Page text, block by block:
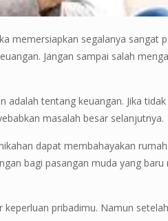
memersiapkan segalanya sangat
Jangan sampai salah
tentang keuangan. Jika
masalah besar selanjutnya.
dapat membahayakan
bagi pasangan muda yang baru
pribadimu. Namun